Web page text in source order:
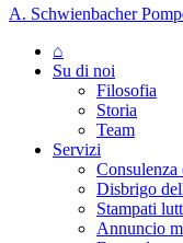
A. Schwienbacher
⌂
Su di noi
Filosofia
Storia
Team
Servizi
Consulenza
Disbrigo
Stampati
Annuncio